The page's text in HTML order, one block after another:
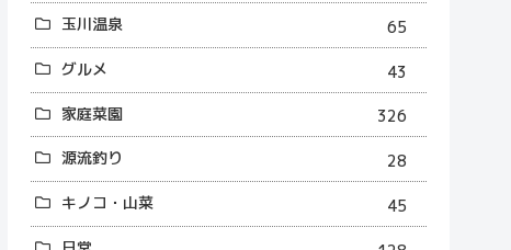
玉川温泉
65
グルメ
43
家庭菜園
326
源流釣り
28
キノコ・山菜
45